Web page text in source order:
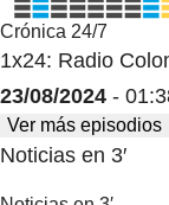
Crónica 24/7
1x24: Radio
23/08/2024 -
Ver más episodios
Noticias en 3′